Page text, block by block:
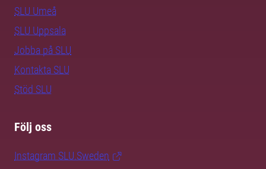
SLU Umeå
SLU Uppsala
Jobba på SLU
Kontakta SLU
Stöd SLU
Följ oss
Instagram SLU.Sweden